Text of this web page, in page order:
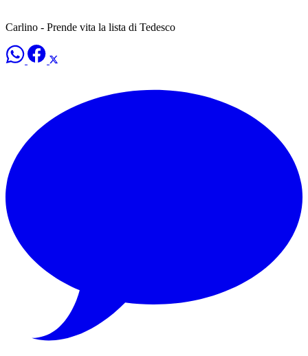
Carlino - Prende vita la lista di Tedesco